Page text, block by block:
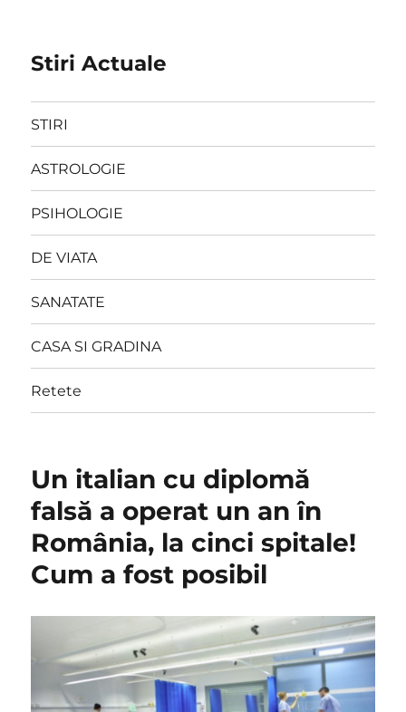
Stiri Actuale
STIRI
ASTROLOGIE
PSIHOLOGIE
DE VIATA
SANATATE
CASA SI GRADINA
Retete
Un italian cu diplomă
falsă a operat un an în
România, la cinci spitale!
Cum a fost posibil